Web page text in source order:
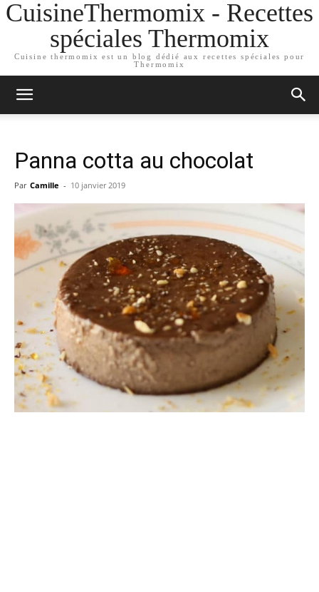
CuisineThermomix - Recettes
spéciales Thermomix
Cuisine thermomix est un blog dédié aux recettes spéciales pour
Thermomix
Panna cotta au chocolat
Par Camille - 10 janvier 2019